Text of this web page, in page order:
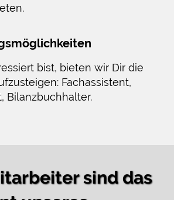
bist, bieten wir Dir die
Fachassistent,
Bilanzbuchhalter.
sind das